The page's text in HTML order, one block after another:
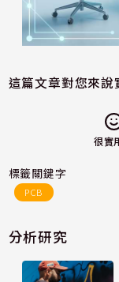
這篇文章對您來說
很實
標籤關鍵字
PCB
分析研究